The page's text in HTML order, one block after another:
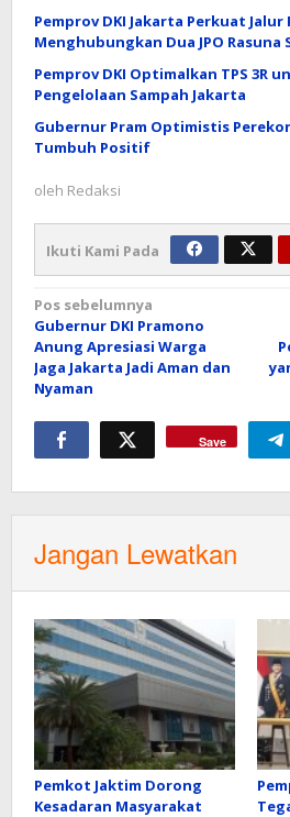
Pemprov DKI Jakarta Perkuat
Menghubungkan Dua JPO Rasuna
Pemprov DKI Optimalkan TPS 3R
Pengelolaan Sampah Jakarta
Gubernur Pram Optimistis
Tumbuh Positif
oleh Redaksi
Ikuti Kami Pada
Navigasi
pos
Pos sebelumnya
Gubernur DKI Pramono
Anung Apresiasi Warga
Jaga Jakarta Jadi Aman dan
Nyaman
Save
Jangan Lewatkan
Pemkot Jaktim Dorong
Kesadaran Masyarakat